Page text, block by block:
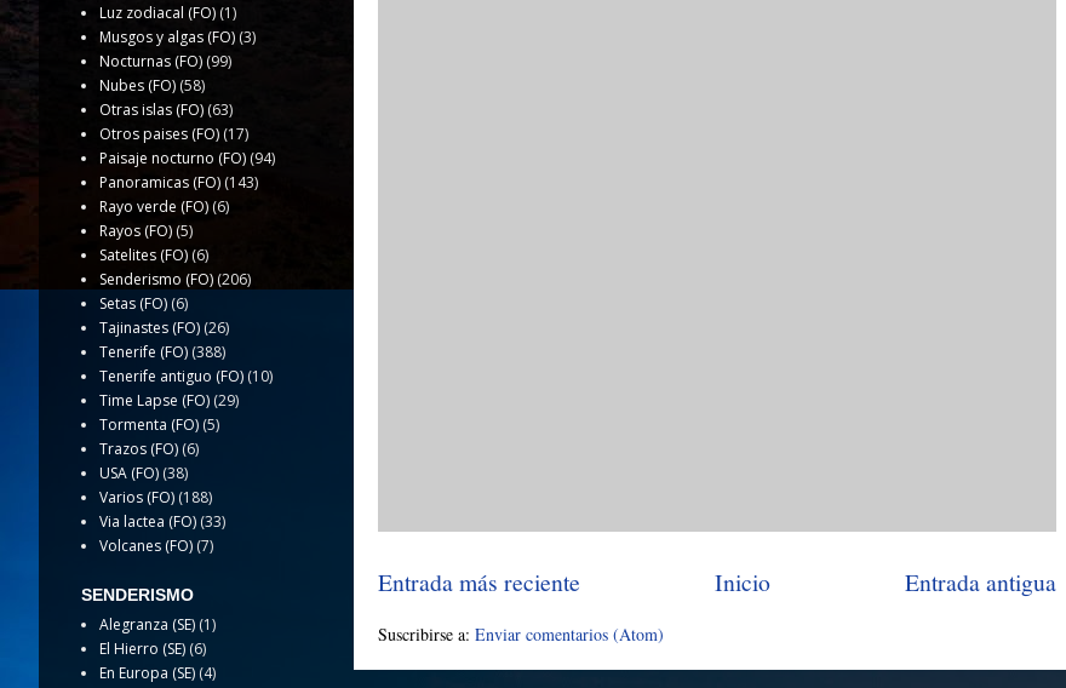
Entrada más reciente Entrada antigua
Inicio
Suscribirse a: Enviar comentarios (Atom)
Luz zodiacal (FO) (1)
Musgos y algas (FO) (3)
Nocturnas (FO) (99)
Nubes (FO) (58)
Otras islas (FO) (63)
Otros paises (FO) (17)
Paisaje nocturno (FO) (94)
Panoramicas (FO) (143)
Rayo verde (FO) (6)
Rayos (FO) (5)
Satelites (FO) (6)
Senderismo (FO) (206)
Setas (FO) (6)
Tajinastes (FO) (26)
Tenerife (FO) (388)
Tenerife antiguo (FO) (10)
Time Lapse (FO) (29)
Tormenta (FO) (5)
Trazos (FO) (6)
USA (FO) (38)
Varios (FO) (188)
Via lactea (FO) (33)
Volcanes (FO) (7)
SENDERISMO
Alegranza (SE) (1)
El Hierro (SE) (6)
En Europa (SE) (4)